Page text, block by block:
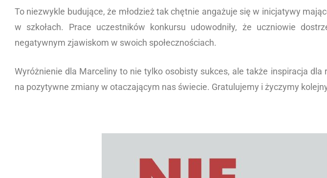
To niezwykle budujące, że młodzież tak chętnie angażuje się w inicjatywy
w szkołach. Prace uczestników konkursu udowodniły, że uczniowie
negatywnym zjawiskom w swoich społecznościach.
Wyróżnienie dla Marceliny to nie tylko osobisty sukces, ale także inspiracja
na pozytywne zmiany w otaczającym nas świecie. Gratulujemy i życzymy